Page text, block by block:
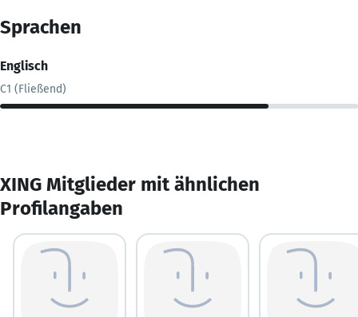
Sprachen
Englisch
C1 (Fließend)
XING Mitglieder mit ähnlichen
Profilangaben